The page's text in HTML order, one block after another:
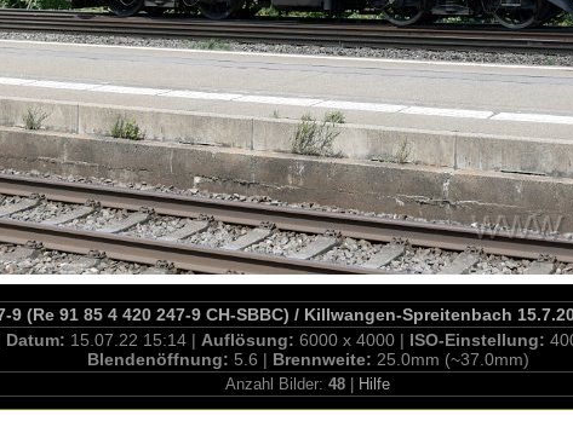
9 (Re 91 85 4 420 247-9 CH-SBBC) / Killwangen-Spreitenbach
Datum: 15.07.22 15:14 | Auflösung: 6000 x 4000 | ISO-Einstellung:
Blendenöffnung: 5.6 | Brennweite: 25.0mm (~37.0mm)
Anzahl Bilder: 48 Hilfe